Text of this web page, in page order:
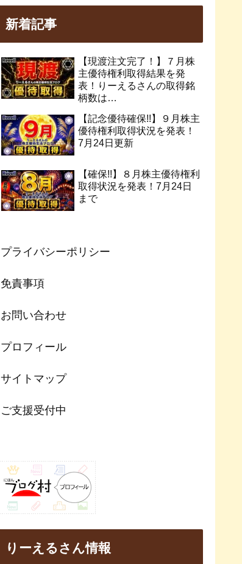
新着記事
【現渡注文完了！】７月株
主優待権利取得結果を発
表！りーえるさんの取得銘
柄数は…
【記念優待確保!!】９月株主
優待権利取得状況を発表！
7月24日更新
【確保!!】８月株主優待権利
取得状況を発表！7月24日
まで
プライバシーポリシー
免責事項
お問い合わせ
プロフィール
サイトマップ
ご支援受付中
りーえるさん情報